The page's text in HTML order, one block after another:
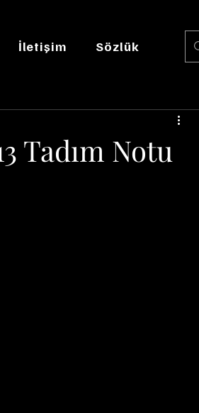
İletişim Sözlük
Tadım Notu